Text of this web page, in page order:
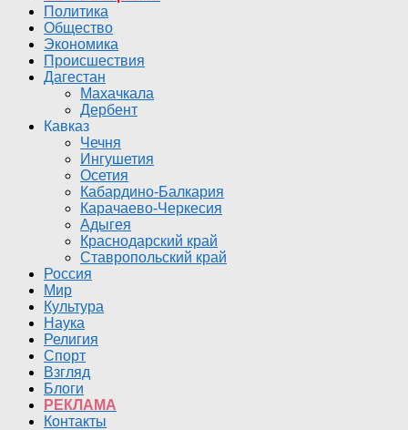
Политика
Общество
Экономика
Происшествия
Дагестан
Махачкала
Дербент
Кавказ
Чечня
Ингушетия
Осетия
Кабардино-Балкария
Карачаево-Черкесия
Адыгея
Краснодарский край
Ставропольский край
Россия
Мир
Культура
Наука
Религия
Спорт
Взгляд
Блоги
РЕКЛАМА
Контакты